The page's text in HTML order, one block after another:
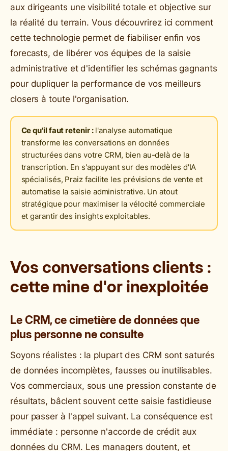
aux dirigeants une visibilité totale et objective sur
la réalité du terrain. Vous découvrirez ici comment
cette technologie permet de fiabiliser enfin vos
forecasts, de libérer vos équipes de la saisie
administrative et d'identifier les schémas gagnants
pour dupliquer la performance de vos meilleurs
closers à toute l'organisation.
Ce qu'il faut retenir :l'analyse automatique
transforme les conversations en données
structurées dans votre CRM, bien au-delà de la
transcription. En s'appuyant sur des modèles d'IA
spécialisés, Praiz facilite les prévisions de vente et
automatise la saisie administrative. Un atout
stratégique pour maximiser la vélocité commerciale
et garantir des insights exploitables.
Vos conversations clients :
cette mine d'or inexploitée
Le CRM, ce cimetière de données que
plus personne ne consulte
Soyons réalistes : la plupart des CRM sont saturés
de données incomplètes, fausses ou inutilisables.
Vos commerciaux, sous une pression constante de
résultats, bâclent souvent cette saisie fastidieuse
pour passer à l'appel suivant. La conséquence est
immédiate : personne n'accorde de crédit aux
données du CRM. Les managers doutent, et